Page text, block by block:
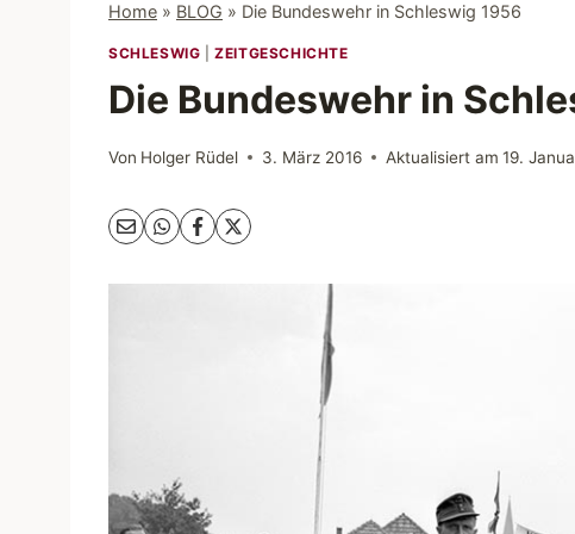
Home » BLOG » Die Bundeswehr in Schleswig 1956
SCHLESWIG |ZEITGESCHICHTE
Die Bundeswehr in
Von Holger Rüdel 3. März 2016 Aktualisiert am 19.